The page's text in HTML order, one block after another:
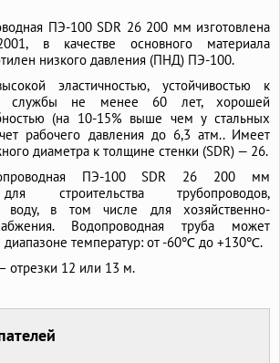
ПЭ-100 SDR 26 200 мм изготовлена
в качестве основного материала
низкого давления (ПНД) ПЭ-100.
эластичностью, устойчивостью к
службы не менее 60 лет, хорошей
(на 10-15% выше чем у стальных
рабочего давления до 6,3 атм.. Имеет
диаметра к толщине стенки (SDR) — 26.
ПЭ-100 SDR 26 200 мм
строительства трубопроводов,
воду, в том числе для хозяйственно-
Водопроводная труба может
диапазоне температур: от -60℃ до +130℃.
отрезки 12 или 13 м.